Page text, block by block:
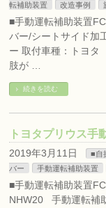
転補助装置
改造事例
■手動運転補助装置
バー/シートサイド加
ー 取付車種：トヨ
肢が …
続きを読む
トヨタプリウス手
2019年3月11日 ■自
バー
手動運転補助装置
■手動運転補助装置
NHW20 手動運転補